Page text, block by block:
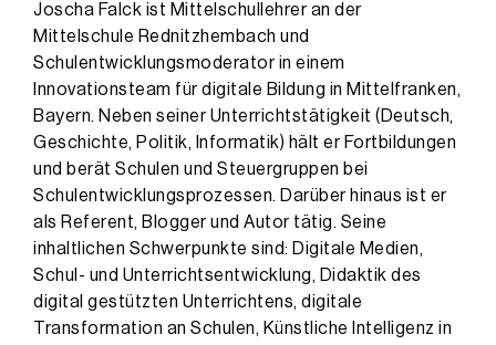
Joscha Falck ist Mittelschullehrer an der
Mittelschule Rednitzhembach und
Schulentwicklungsmoderator in einem
Innovationsteam für digitale Bildung in Mittelfranken,
Bayern. Neben seiner Unterrichtstätigkeit (Deutsch,
Geschichte, Politik, Informatik) hält er Fortbildungen
und berät Schulen und Steuergruppen bei
Schulentwicklungsprozessen. Darüber hinaus ist er
als Referent, Blogger und Autor tätig. Seine
inhaltlichen Schwerpunkte sind: Digitale Medien,
Schul- und Unterrichtsentwicklung, Didaktik des
digital gestützten Unterrichtens, digitale
Transformation an Schulen, Künstliche Intelligenz in